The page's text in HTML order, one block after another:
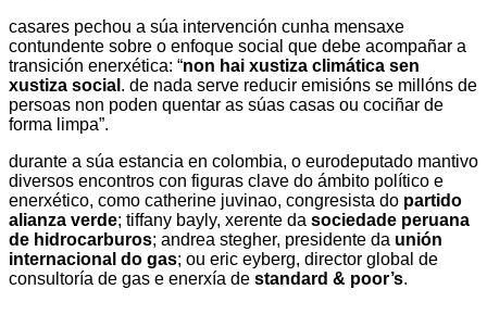
casares pechou a súa intervención cunha mensaxe
contundente sobre o enfoque social que debe acompañar a
transición enerxética: “non hai xustiza climática sen
xustiza social . de nada serve reducir emisións se millóns de
persoas non poden quentar as súas casas ou cociñar de
forma limpa”.
durante a súa estancia en colombia, o eurodeputado mantivo
diversos encontros con figuras clave do ámbito político e
enerxético, como catherine juvinao, congresista do partido
alianza verde; tiffany bayly, xerente da sociedade peruana
de hidrocarburos; andrea stegher, presidente da unión
internacional do gas; ou eric eyberg, director global de
consultoría de gas e enerxía de standard & poor’s.